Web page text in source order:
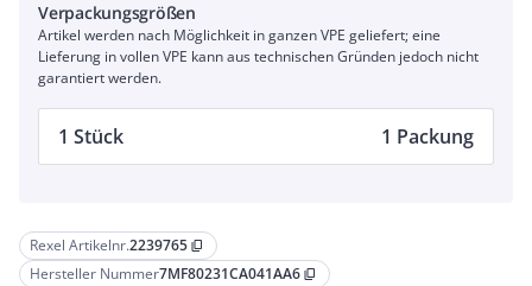
Rexel Artikelnr.2239765 content_copy
Hersteller Nummer7MF80231CA041AA6 content_copy
Verpackungsgrößen
Artikel werden nach Möglichkeit in ganzen VPE geliefert; eine
Lieferung in vollen VPE kann aus technischen Gründen jedoch nicht
garantiert werden.
1 Stück 1 Packung